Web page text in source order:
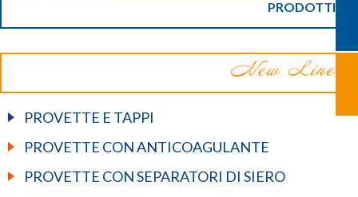
PRODOTTI
PROVETTE E TAPPI
PROVETTE CON ANTICOAGULANTE
PROVETTE CON SEPARATORI DI SIERO